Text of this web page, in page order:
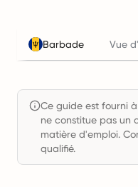
Barbade Vue
Ce guide est fourni
ne constitue pas un
matière d'emploi.
qualifié.